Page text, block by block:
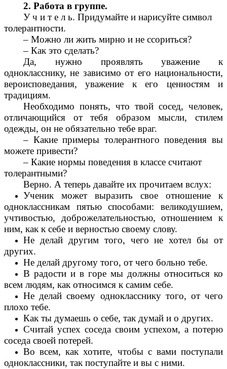
2. Работа в группе.
У ч и т е л ь. Придумайте и нарисуйте символ
толерантности.
– Можно ли жить мирно и не ссориться?
– Как это сделать?
Да, нужно проявлять уважение к
однокласснику, не зависимо от его национальности,
вероисповедания, уважение к его ценностям и
традициям.
Необходимо понять, что твой сосед, человек,
отличающийся от тебя образом мысли, стилем
одежды, он не обязательно тебе враг.
– Какие примеры толерантного поведения вы
можете привести?
– Какие нормы поведения в классе считают
толерантными?
Верно. А теперь давайте их прочитаем вслух:
Ученик может выразить свое отношение к
одноклассникам пятью способами: великодушием,
учтивостью, доброжелательностью, отношением к
ним, как к себе и верностью своему слову.
Не делай другим того, чего не хотел бы от
других.
Не делай другому того, от чего больно тебе.
В радости и в горе мы должны относиться ко
всем людям, как относимся к самим себе.
Не делай своему однокласснику того, от чего
плохо тебе.
Как ты думаешь о себе, так думай и о других.
Считай успех соседа своим успехом, а потерю
соседа своей потерей.
Во всем, как хотите, чтобы с вами поступали
одноклассники, так поступайте и вы с ними.